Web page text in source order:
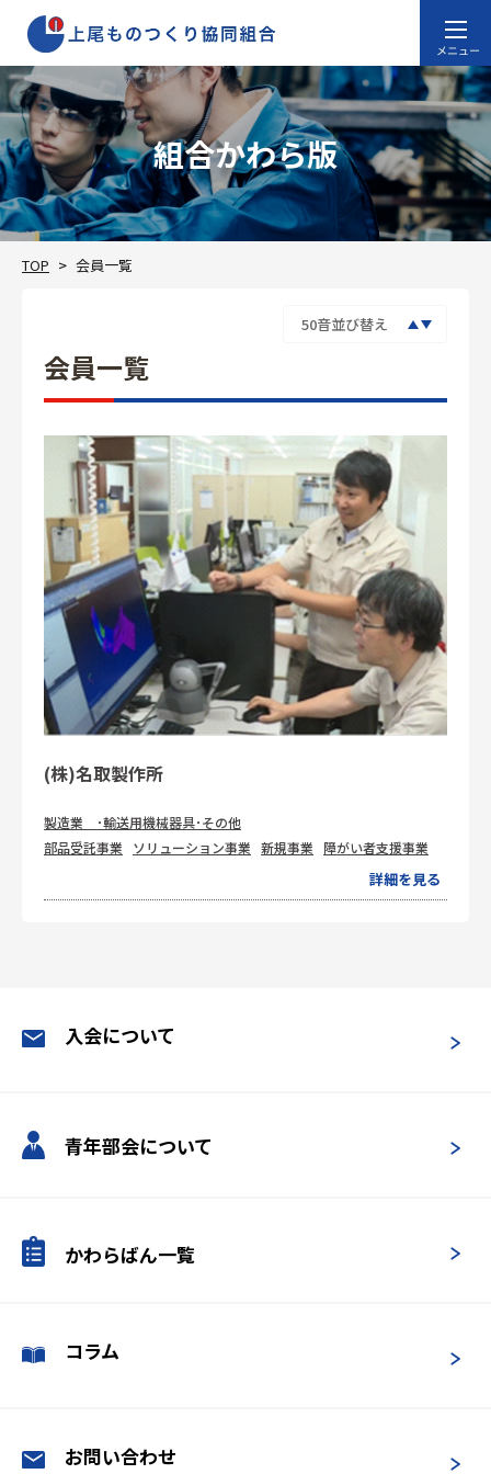
組合かわら版
入会について
青年部会について
かわらばん一覧
コラム
お問い合わせ
TOP 会員一覧
会員一覧
(株)名取製作所
製造業 ･輸送用機械器具･その他
部品受託事業
ソリューション事業 新規事業 障がい者支援事業
詳細を見る